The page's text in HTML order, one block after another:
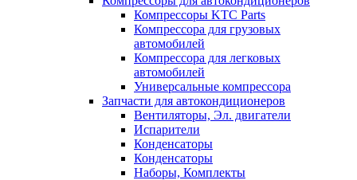
Компрессоры KTC Parts
Компрессора для грузовых
автомобилей
Компрессора для легковых
автомобилей
Универсальные компрессора
Запчасти для автокондиционеров
Вентиляторы, Эл. двигатели
Испарители
Конденсаторы
Конденсаторы
Наборы, Комплекты